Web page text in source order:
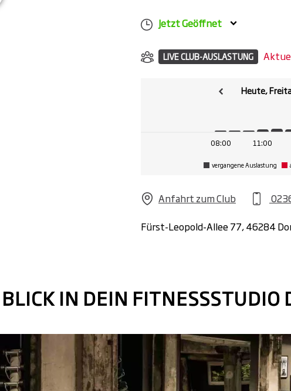
Jetzt Geöffnet
LIVE CLUB-AUSLASTUNG
Heute,
08:00 11:00
vergangene Auslastung
Anfahrt zum Club
Fürst-Leopold-Allee 77, 46284
IN DEIN FITNESSSTUDIO